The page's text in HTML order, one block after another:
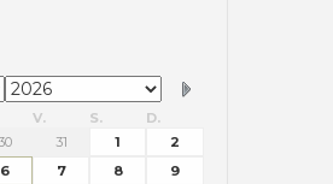
V. S.
D.
31 1
2
6 7 8
9